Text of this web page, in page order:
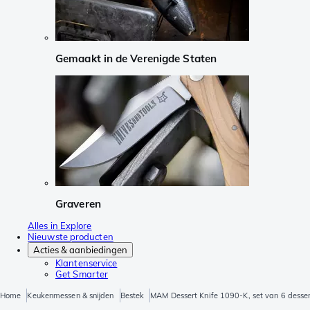
Gemaakt in de Verenigde Staten
Graveren
Alles in Explore
Nieuwste producten
Acties & aanbiedingen
Klantenservice
Get Smarter
Home Keukenmessen & snijden Bestek MAM Dessert Knife 1090-K, set van 6